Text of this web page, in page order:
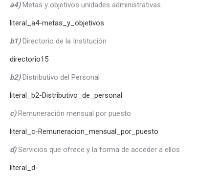
a4)Metas y objetivos unidades administrativas
literal_a4-metas_y_objetivos
b1)Directorio de la Institución
directorio15
b2)Distributivo del Personal
literal_b2-Distributivo_de_personal
c)Remuneración mensual por puesto
literal_c-Remuneracion_mensual_por_puesto
d)Servicios que ofrece y la forma de acceder a ellos
literal_d-